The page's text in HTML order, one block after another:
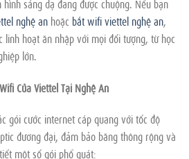
sáng dạ đang được chuộng. Nếu bạn
nghệ an hoặc bắt wifi viettel nghệ an,
linh hoạt ăn nhập với mọi đối tượng, từ học
lớn.
Của Viettel Tại Nghệ An
gói cước internet cáp quang với tốc độ
đương đại, đảm bảo băng thông rộng và
một số gói phổ quát: